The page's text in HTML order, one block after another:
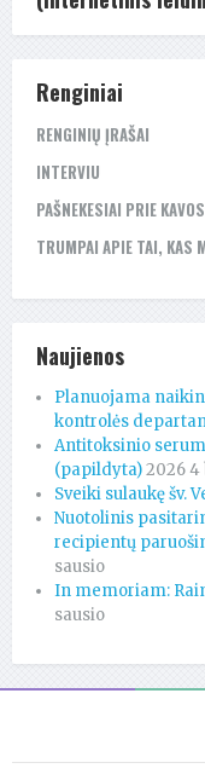
Renginiai
RENGINIŲ ĮRAŠAI
INTERVIU
PAŠNEKESIAI PRIE
TRUMPAI APIE TAI, KAS
Naujienos
Planuojama
kontrolės
Antitoksinio
(papildyta)2026
Sveiki sulaukę šv.
Nuotolinis
recipientų
sausio
In memoriam:
sausio